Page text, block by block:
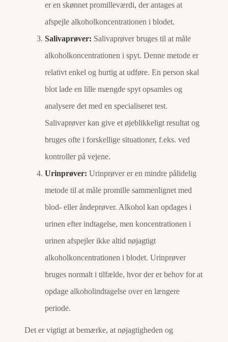
er en skønnet promilleværdi, der antages at
afspejle alkoholkoncentrationen i blodet.
Salivaprøver: Salivaprøver bruges til at måle
alkoholkoncentrationen i spyt. Denne metode er
relativt enkel og hurtig at udføre. En person skal
blot lade en lille mængde spyt opsamles og
analysere det med en specialiseret test.
Salivaprøver kan give et øjeblikkeligt resultat og
bruges ofte i forskellige situationer, f.eks. ved
kontroller på vejene.
Urinprøver: Urinprøver er en mindre pålidelig
metode til at måle promille sammenlignet med
blod- eller åndeprøver. Alkohol kan opdages i
urinen efter indtagelse, men koncentrationen i
urinen afspejler ikke altid nøjagtigt
alkoholkoncentrationen i blodet. Urinprøver
bruges normalt i tilfælde, hvor der er behov for at
opdage alkoholindtagelse over en længere
periode.
Det er vigtigt at bemærke, at nøjagtigheden og